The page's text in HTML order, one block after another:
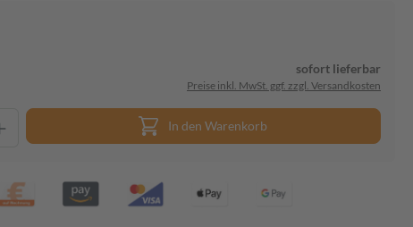
sofort lieferbar
Preise inkl. MwSt. ggf. zzgl. Versandkosten
In den Warenkorb